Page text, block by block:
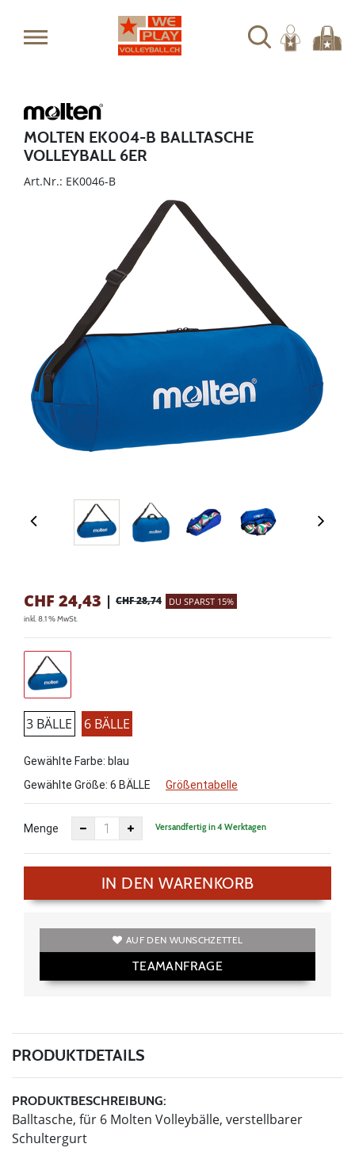
MOLTEN EK004-B BALLTASCHE
VOLLEYBALL 6ER
Art.Nr.: EK0046-B
CHF 24,43 | CHF 28,74 DU SPARST 15%
inkl. 8.1 % MwSt.
3 BÄLLE 6 BÄLLE
Gewählte Farbe: blau
Gewählte Größe: 6 BÄLLE Größentabelle
Menge Versandfertig in 4 Werktagen
IN DEN WARENKORB
AUF DEN WUNSCHZETTEL
TEAMANFRAGE
PRODUKTDETAILS
PRODUKTBESCHREIBUNG:
Balltasche, für 6 Molten Volleybälle, verstellbarer
Schultergurt